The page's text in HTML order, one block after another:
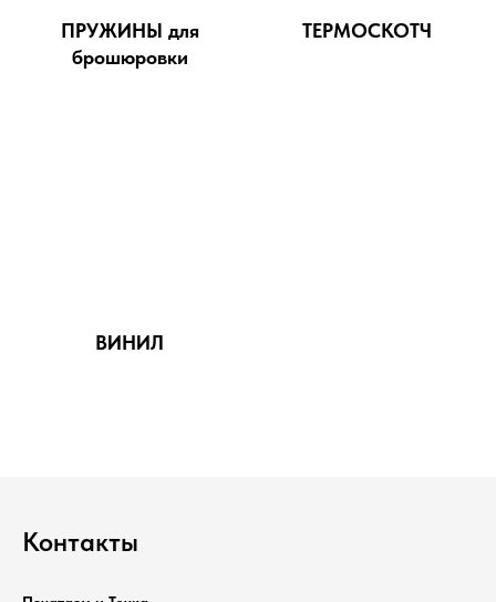
ПРУЖИНЫ для
брошюровки
ТЕРМОСКОТЧ
ВИНИЛ
Контакты